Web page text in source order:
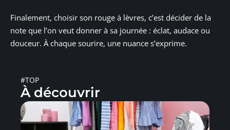
Finalement, choisir son rouge à lèvres, c’est décider de la
note que l’on veut donner à sa journée : éclat, audace ou
douceur. À chaque sourire, une nuance s’exprime.
#TOP
À découvrir